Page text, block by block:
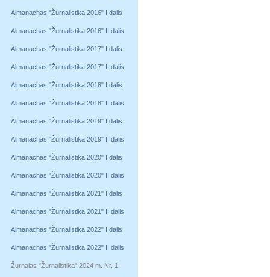
Almanachas "Žurnalistika 2016" I dalis
Almanachas "Žurnalistika 2016" II dalis
Almanachas "Žurnalistika 2017" I dalis
Almanachas "Žurnalistika 2017" II dalis
Almanachas "Žurnalistika 2018" I dalis
Almanachas "Žurnalistika 2018" II dalis
Almanachas "Žurnalistika 2019" I dalis
Almanachas "Žurnalistika 2019" II dalis
Almanachas "Žurnalistika 2020" I dalis
Almanachas "Žurnalistika 2020" II dalis
Almanachas "Žurnalistika 2021" I dalis
Almanachas "Žurnalistika 2021" II dalis
Almanachas "Žurnalistika 2022" I dalis
Almanachas "Žurnalistika 2022" II dalis
Žurnalas "Žurnalistika" 2024 m. Nr. 1